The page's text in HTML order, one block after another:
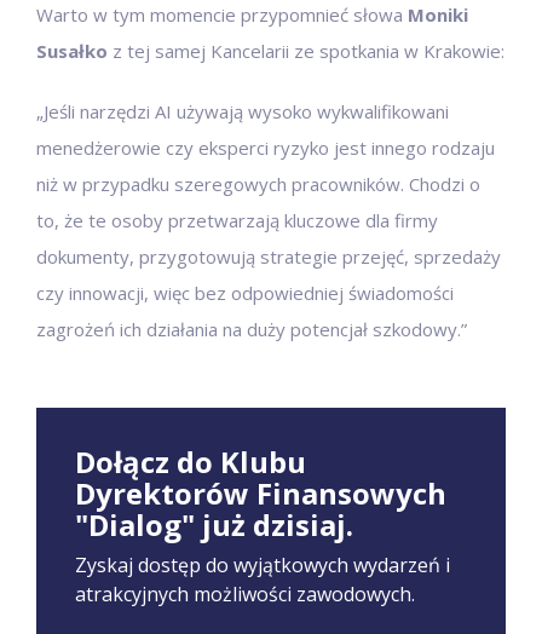
Warto w tym momencie przypomnieć słowa Moniki
Susałko z tej samej Kancelarii ze spotkania w Krakowie:
„Jeśli narzędzi AI używają wysoko wykwalifikowani
menedżerowie czy eksperci ryzyko jest innego rodzaju
niż w przypadku szeregowych pracowników. Chodzi o
to, że te osoby przetwarzają kluczowe dla firmy
dokumenty, przygotowują strategie przejęć, sprzedaży
czy innowacji, więc bez odpowiedniej świadomości
zagrożeń ich działania na duży potencjał szkodowy.”
Dołącz do Klubu
Dyrektorów Finansowych
"Dialog" już dzisiaj.
Zyskaj dostęp do wyjątkowych wydarzeń i
atrakcyjnych możliwości zawodowych.